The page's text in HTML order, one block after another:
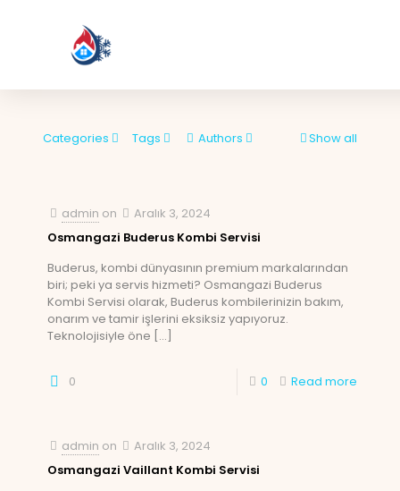
Categories Tags Authors Show all
admin on
Aralık 3, 2024
Osmangazi Buderus Kombi Servisi
Buderus, kombi dünyasının premium markalarından
biri; peki ya servis hizmeti? Osmangazi Buderus
Kombi Servisi olarak, Buderus kombilerinizin bakım,
onarım ve tamir işlerini eksiksiz yapıyoruz.
Teknolojisiyle öne […]
0 0 Read more
admin on
Aralık 3, 2024
Osmangazi Vaillant Kombi Servisi